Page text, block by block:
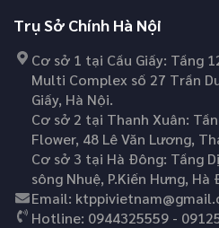
Trụ Sở Chính Hà Nội
Cơ sở 1 tại Cầu Giấy: Tầng
Multi Complex số 27 Trần
Giấy, Hà Nội.
Cơ sở 2 tại Thanh Xuân:
Flower, 48 Lê Văn Lương,
Cơ sở 3 tại Hà Đông: Tầng
sông Nhuệ, P.Kiến Hưng, Hà
Email:
Hotline: 0944325559 -